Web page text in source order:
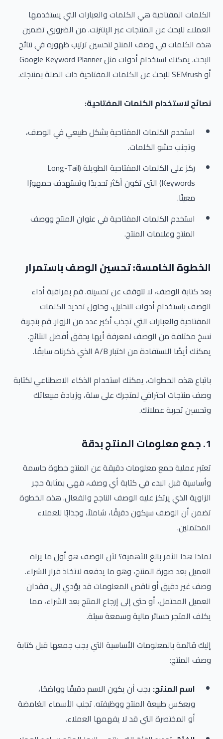
الكلمات المفتاحية هي الكلمات والعبارات التي يستخدمها
العملاء للبحث عن المنتجات عبر الإنترنت. من الضروري تضمين
هذه الكلمات في وصف المنتج لتحسين ترتيب ظهوره في نتائج
البحث. يمكنك استخدام أدوات مثل Google Keyword Planner
أو SEMrush للبحث عن الكلمات المفتاحية ذات الصلة بمنتجك.
نصائح لاستخدام الكلمات المفتاحية:
استخدم الكلمات المفتاحية بشكل طبيعي في الوصف،
وتجنب حشو الكلمات.
ركز على الكلمات المفتاحية الطويلة (Long-Tail
Keywords) التي تكون أكثر تحديدًا وتستهدف جمهورًا
معينًا.
استخدم الكلمات المفتاحية في عنوان المنتج ووصف
المنتج وعلامات المنتج.
الخطوة الخامسة: تحسين الوصف باستمرار
بعد كتابة الوصف، لا تتوقف عن تحسينه. قم بمراقبة أداء
الوصف باستخدام أدوات التحليل، وحاول تحديد الكلمات
المفتاحية والعبارات التي تجذب أكبر عدد من الزوار. قم بتجربة
نسخ مختلفة من الوصف لمعرفة أيها يحقق أفضل النتائج.
يمكنك أيضًا الاستفادة من اختبار A/B الذي ذكرناه سابقًا.
باتباع هذه الخطوات، يمكنك استخدام الذكاء الاصطناعي لكتابة
وصف منتجات احترافي لمتجرك على سلة، وزيادة مبيعاتك
وتحسين تجربة عملائك.
1. جمع معلومات المنتج بدقة
تعتبر عملية جمع معلومات دقيقة عن المنتج خطوة حاسمة
وأساسية قبل البدء في كتابة أي وصف، فهي بمثابة حجر
الزاوية الذي يرتكز عليه الوصف الناجح والفعال. هذه الخطوة
تضمن أن الوصف سيكون دقيقًا، شاملاً، وجذابًا للعملاء
المحتملين.
لماذا هذا الأمر بالغ الأهمية؟ لأن الوصف هو أول ما يراه
العميل بعد صورة المنتج، وهو ما يدفعه لاتخاذ قرار الشراء.
وصف غير دقيق أو ناقص المعلومات قد يؤدي إلى فقدان
العميل المحتمل، أو حتى إلى إرجاع المنتج بعد الشراء، مما
يكلف المتجر خسائر مالية وسمعة سيئة.
إليك قائمة بالمعلومات الأساسية التي يجب جمعها قبل كتابة
وصف المنتج:
اسم المنتج: يجب أن يكون الاسم دقيقًا وواضحًا،
ويعكس طبيعة المنتج ووظيفته. تجنب الأسماء الغامضة
أو المختصرة التي قد لا يفهمها العملاء.